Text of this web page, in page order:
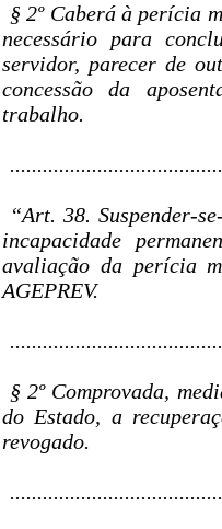
§ 2º Caberá à perícia
necessário para
servidor, parecer de
concessão da
trabalho.
“Art. 38. Suspender-
incapacidade
avaliação da perícia
AGEPREV.
§ 2º Comprovada,
do Estado, a
revogado.